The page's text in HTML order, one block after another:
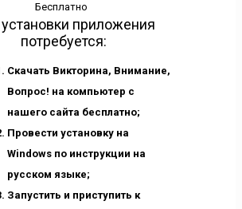
Бесплатно
приложения
потребуется:
Скачать Викторина, Внимание,
Вопрос! на компьютер с
нашего сайта бесплатно;
Провести установку на
Windows по инструкции на
русском языке;
Запустить и приступить к